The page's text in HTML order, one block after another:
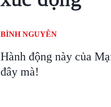
BÌNH NGUYÊN
Hành động này của
đây mà!